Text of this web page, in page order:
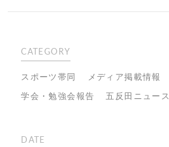
CATEGORY
スポーツ帯同
メディア掲載情報
学会・勉強会報告
五反田ニュース
DATE